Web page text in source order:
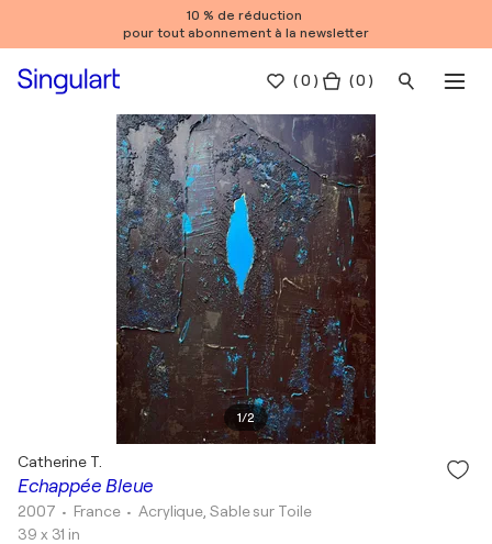
10 % de réduction
pour tout abonnement à la newsletter
(0 ) ( 0 )
1/2
Echappée Bleue
Catherine T.
2007 • France •Acrylique, Sable sur Toile
39 x 31 in